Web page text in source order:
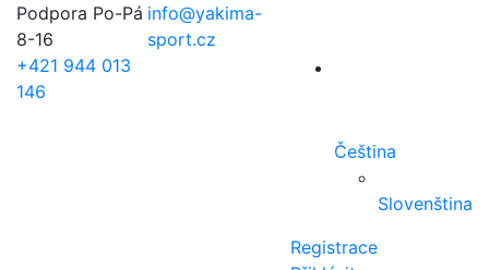
Podpora Po-Pá
8-16
+421 944 013
146
info@yakima-
sport.cz
Čeština
Slovenština
Registrace